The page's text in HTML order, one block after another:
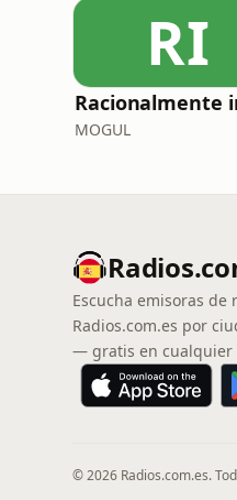
RI
MOGUL
Escucha emisoras de
Radios.com.es por
— gratis en cualquier
© 2026 Radios.com.es.